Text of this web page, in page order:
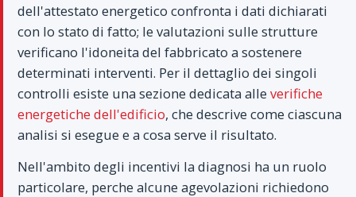
dell'attestato energetico confronta i dati dichiarati
con lo stato di fatto; le valutazioni sulle strutture
verificano l'idoneita del fabbricato a sostenere
determinati interventi. Per il dettaglio dei singoli
controlli esiste una sezione dedicata alle verifiche
energetiche dell'edificio, che descrive come ciascuna
analisi si esegue e a cosa serve il risultato.
Nell'ambito degli incentivi la diagnosi ha un ruolo
particolare, perche alcune agevolazioni richiedono